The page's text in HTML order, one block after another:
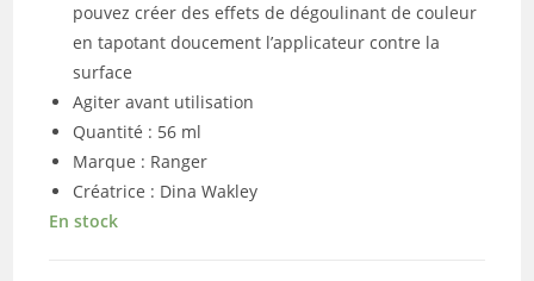
pouvez créer des effets de dégoulinant de couleur
en tapotant doucement l’applicateur contre la
surface
Agiter avant utilisation
Quantité : 56 ml
Marque : Ranger
Créatrice : Dina Wakley
En stock